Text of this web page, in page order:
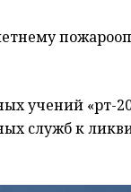
учений «Өрт-
служб к